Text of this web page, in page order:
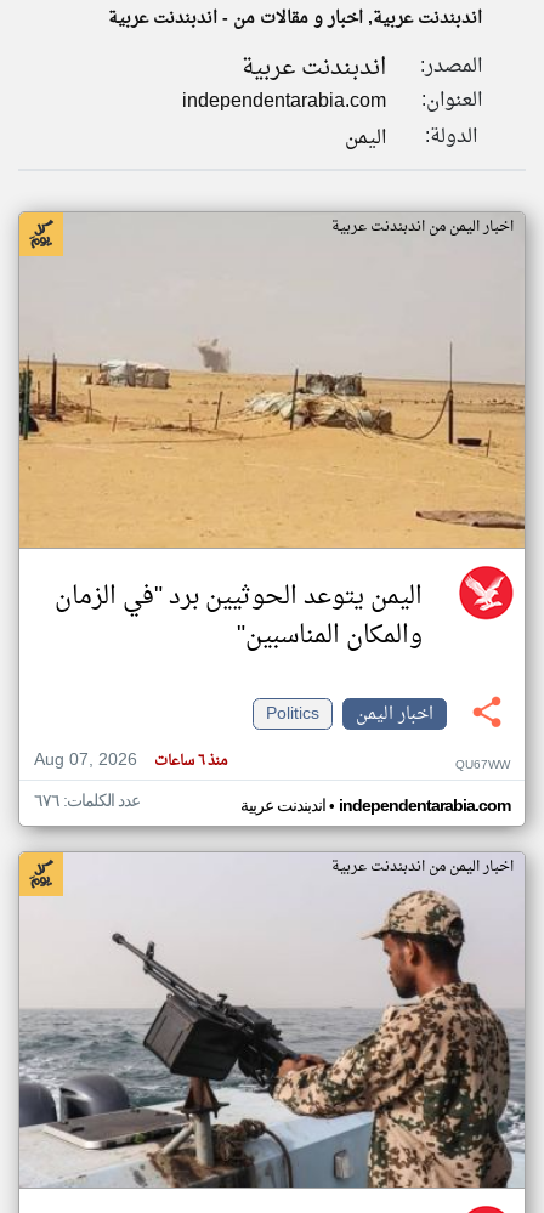
تغيير الدولة
مصادر الأخبار من اليمن
اندبندنت عربية, اخبار و مقالات من - اندبندنت عربية
المصدر: اندبندنت عربية
العنوان:
independentarabia.com
الدولة:
اليمن
اخبار اليمن من اندبندنت عربية
اليمن يتوعد الحوثيين برد "في الزمان
والمكان المناسبين"
اخبار اليمن
Politics
Aug 07, 2026
منذ ٦ ساعات QU67WW
اندبندنت عربية• independentarabia.com عدد الكلمات: ٦٧٦
اخبار اليمن من اندبندنت عربية
klyoum.com